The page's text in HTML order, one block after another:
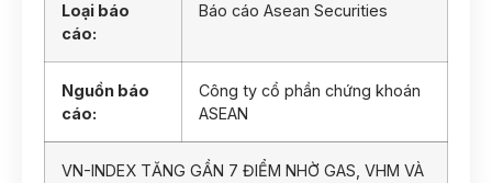
Loại báo
cáo:
Báo cáo Asean Securities
Nguồn báo
cáo:
Công ty cổ phần chứng khoán
ASEAN
VN-INDEX TĂNG GẦN 7 ĐIỂM NHỜ GAS, VHM VÀ